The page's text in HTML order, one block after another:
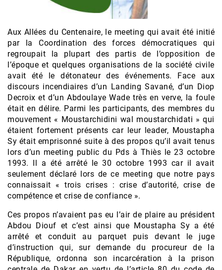
Aux Allées du Centenaire, le meeting qui avait été initié
par la Coordination des forces démocratiques qui
regroupait la plupart des partis de l’opposition de
l’époque et quelques organisations de la société civile
avait été le détonateur des événements. Face aux
discours incendiaires d’un Landing Savané, d’un Diop
Decroix et d’un Abdoulaye Wade très en verve, la foule
était en délire. Parmi les participants, des membres du
mouvement « Moustarchidini wal moustarchidati » qui
étaient fortement présents car leur leader, Moustapha
Sy était emprisonné suite à des propos qu’il avait tenus
lors d’un meeting public du Pds à Thiès le 23 octobre
1993. Il a été arrêté le 30 octobre 1993 car il avait
seulement déclaré lors de ce meeting que notre pays
connaissait « trois crises : crise d’autorité, crise de
compétence et crise de confiance ».
Ces propos n’avaient pas eu l’air de plaire au président
Abdou Diouf et c’est ainsi que Moustapha Sy a été
arrêté et conduit au parquet puis devant le juge
d’instruction qui, sur demande du procureur de la
République, ordonna son incarcération à la prison